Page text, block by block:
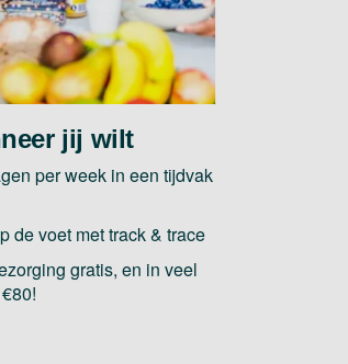
jij wilt
per week in een tijdvak
de voet met track & trace
gratis, en in veel